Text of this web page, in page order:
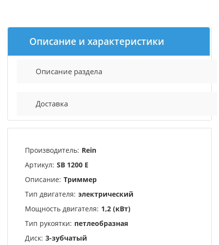
Описание и характеристики
Описание раздела
Доставка
Производитель: Rein
Артикул: SB 1200 E
Описание: Триммер
Тип двигателя: электрический
Мощность двигателя: 1,2 (кВт)
Тип рукоятки: петлеобразная
Диск: 3-зубчатый